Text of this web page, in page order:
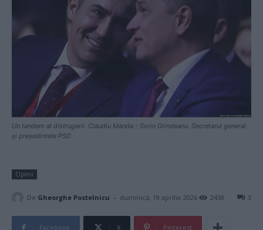
Un tandem al distrugerii: Claudiu Manda - Sorin Grindeanu. Secretarul general
și președintele PSD
Opinii
De Gheorghe Postelnicu - duminică, 19 aprilie 2026 3
2438
Facebook X Pinterest